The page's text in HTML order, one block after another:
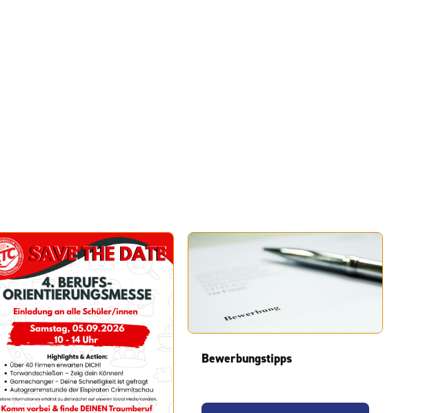
Bewerbungstipps